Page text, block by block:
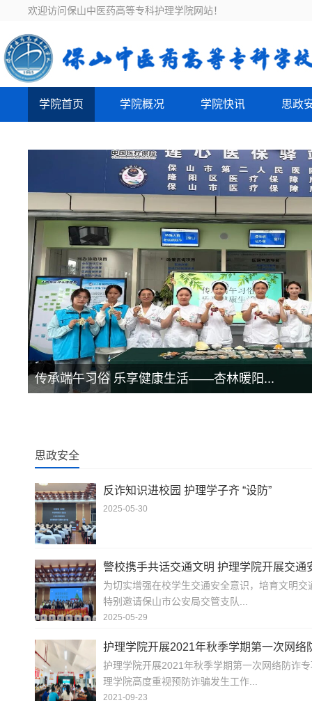
欢迎访问保山中医药高等专科护理学院网站！
学院首页 学院概况 学院快讯 思政
传承端午习俗 乐享健康生活——杏林暖阳...
思政安全
反诈知识进校园 护理学子齐 “设防”
2025-05-30
警校携手共话交通文明 护理学院开展交通
为切实增强在校学生交通安全意识，培育文明
特别邀请保山市公安局交管支队...
2025-05-29
护理学院开展2021年秋季学期第一次网络
护理学院开展2021年秋季学期第一次网络防诈
理学院高度重视预防诈骗发生工作...
2021-09-23